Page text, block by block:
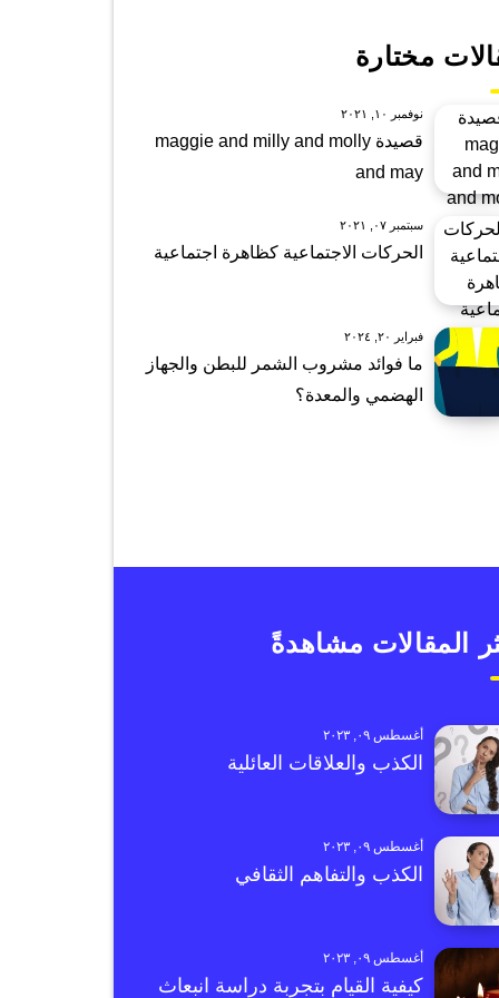
مختارة
نوفمبر ١٠, ٢٠٢١
قصيدة maggie and milly and molly
and may
سبتمبر ٠٧, ٢٠٢١
الحركات الاجتماعية كظاهرة اجتماعية
فبراير ٢٠, ٢٠٢٤
ما فوائد مشروب الشمر للبطن والجهاز
الهضمي والمعدة؟
المقالات مشاهدةً
أغسطس ٠٩, ٢٠٢٣
الكذب والعلاقات العائلية
أغسطس ٠٩, ٢٠٢٣
الكذب والتفاهم الثقافي
أغسطس ٠٩, ٢٠٢٣
كيفية القيام بتجربة دراسة انبعاث